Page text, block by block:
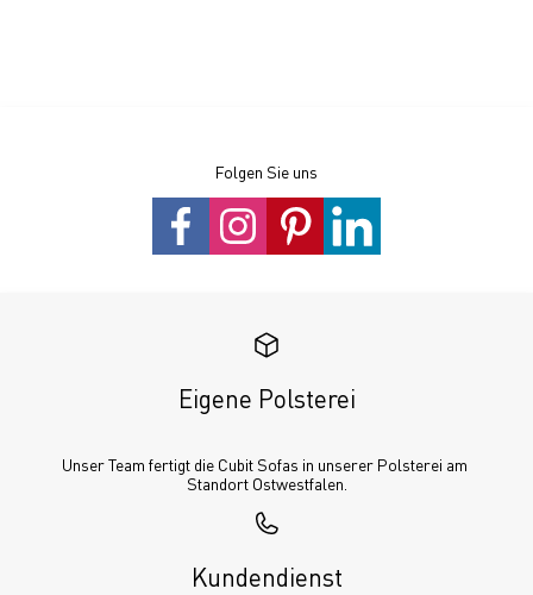
Folgen Sie uns
Eigene Polsterei
Unser Team fertigt die Cubit Sofas in unserer Polsterei am
Standort Ostwestfalen.
Kundendienst